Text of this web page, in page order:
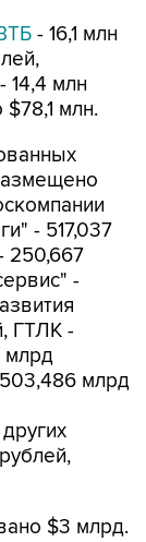
- 16,1 млн
14,4 млн
млн.
- 517,037
-
ГТЛК -
млрд
млрд
$3 млрд.